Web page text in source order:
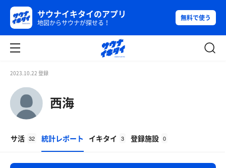
サウナイキタイのアプリ
地図からサウナが探せる！
無料で使う
2023.10.22 登録
西海
サ活 32 統計レポート イキタイ 3 登録施設 0